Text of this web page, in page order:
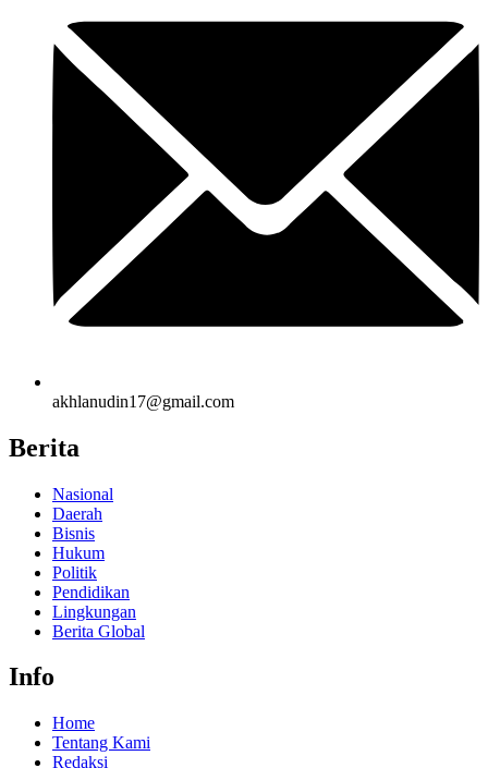
akhlanudin17@gmail.com
Berita
Nasional
Daerah
Bisnis
Hukum
Politik
Pendidikan
Lingkungan
Berita Global
Info
Home
Tentang Kami
Redaksi